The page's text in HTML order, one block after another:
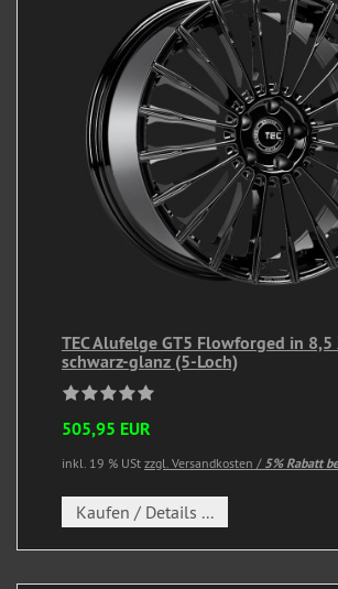
TEC Alufelge GT5 Flowforged in 8,5
schwarz-glanz (5-Loch)
505,95 EUR
inkl. 19 % USt zzgl. Versandkosten / 5% Rabatt
Kaufen / Details ...